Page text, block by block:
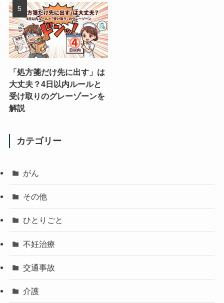
「処方箋だけ先に出す」は
大丈夫？4日以内ルールと
受け取りのグレーゾーンを
解説
カテゴリー
がん
その他
ひとりごと
不妊治療
交通事故
介護